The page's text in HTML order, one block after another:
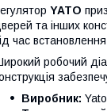
YATO
та інших
час
робочий
Виробник: Yato